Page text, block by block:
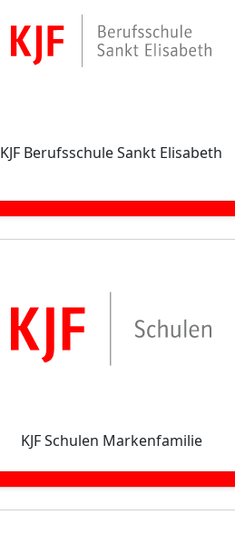
KJF Berufsschule Sankt Elisabeth
KJF Schulen Markenfamilie